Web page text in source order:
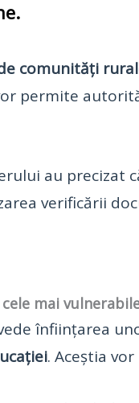
.
comunități
permite
au precizat
verificării
mai
înființarea
. Aceștia